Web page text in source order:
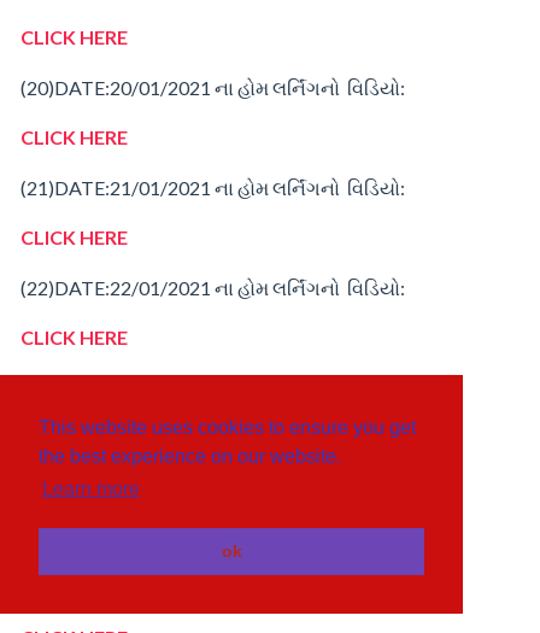
This website uses cookies to ensure you get
the best experience on our website.
Learn more
ok
CLICK HERE
(20)DATE:20/01/2021 ના હોમલર્નિંગનો વિડિયો:
CLICK HERE
(21)DATE:21/01/2021 ના હોમલર્નિંગનો વિડિયો:
CLICK HERE
(22)DATE:22/01/2021 ના હોમલર્નિંગનો વિડિયો:
CLICK HERE
CLICK HERE
(24)DATE:24/01/2021